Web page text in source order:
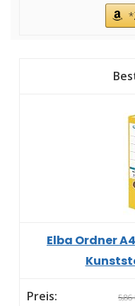
Elba Ordner
5,86